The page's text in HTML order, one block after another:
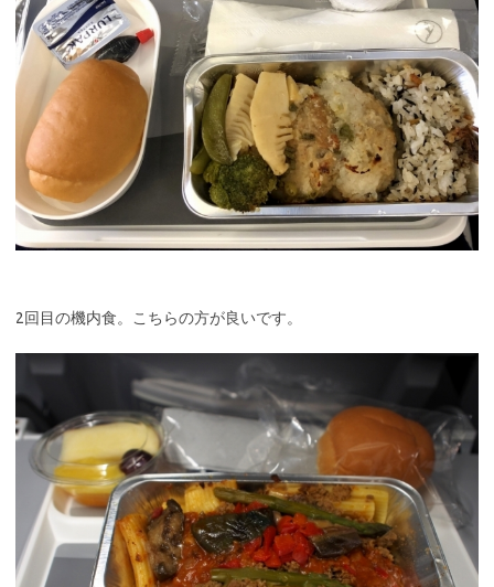
2回目の機内食。こちらの方が良いです。